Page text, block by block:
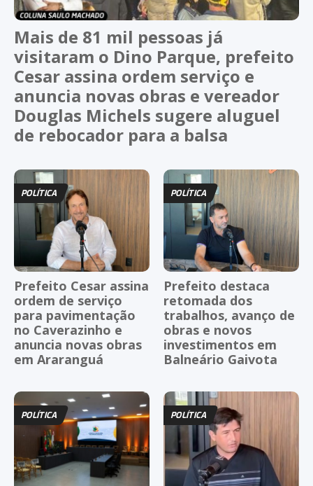
Mais de 81 mil pessoas já
visitaram o Dino Parque, prefeito
Cesar assina ordem serviço e
anuncia novas obras e vereador
Douglas Michels sugere aluguel
de rebocador para a balsa
POLÍTICA
Prefeito Cesar assina
ordem de serviço
para pavimentação
no Caverazinho e
anuncia novas obras
em Araranguá
POLÍTICA
Prefeito destaca
retomada dos
trabalhos, avanço de
obras e novos
investimentos em
Balneário Gaivota
POLÍTICA POLÍTICA